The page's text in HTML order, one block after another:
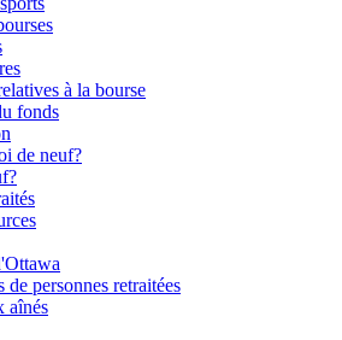
à la bourse
fonds
de neuf?
de personnes retraitées
aînés